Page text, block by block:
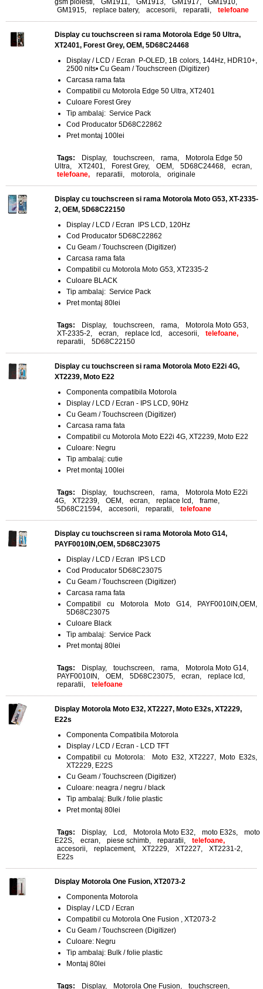
gsm ploiesti , GM1911, GM1913, GM1917, GM1910,
GM1915, replace batery, accesorii, reparatii, telefoane
Display cu touchscreen si rama Motorola Edge 50 Ultra,
XT2401, Forest Grey, OEM, 5D68C24468
Display / LCD / Ecran P-OLED, 1B colors, 144Hz, HDR10+,
2500 nits• Cu Geam / Touchscreen (Digitizer)
Carcasa rama fata
Compatibil cu Motorola Edge 50 Ultra, XT2401
Culoare Forest Grey
Tip ambalaj: Service Pack
Cod Producator 5D68C22862
Pret montaj 100lei
Tags: Display, touchscreen, rama,
Motorola Edge 50
Ultra, XT2401, Forest Grey, OEM , 5D68C24468, ecran,
telefoane,
reparatii, motorola, originale
Display cu touchscreen si rama Motorola Moto G53, XT-2335-
2, OEM, 5D68C22150
Display / LCD / Ecran IPS LCD, 120Hz
Cod Producator 5D68C22862
Cu Geam / Touchscreen (Digitizer)
Carcasa rama fata
Compatibil cu Motorola Moto G53, XT2335-2
Culoare BLACK
Tip ambalaj: Service Pack
Pret montaj 80lei
Tags: Display, touchscreen, rama, Motorola Moto G53,
XT-2335-2, ecran, replace lcd , accesorii,
telefoane,
reparatii, 5D68C22150
Display cu touchscreen si rama Motorola Moto E22i 4G,
XT2239, Moto E22
Componenta compatibila Motorola
Display / LCD / Ecran - IPS LCD, 90Hz
Cu Geam / Touchscreen (Digitizer)
Carcasa rama fata
Compatibil cu Motorola Moto E22i 4G, XT2239, Moto E22
Culoare: Negru
Tip ambalaj: cutie
Pret montaj 100lei
Tags: Display, touchscreen, rama,
Motorola Moto E22i
4G, XT2239, OEM , ecran, replace lcd , frame,
5D68C21594, accesorii, reparatii, telefoane
Display cu touchscreen si rama Motorola Moto G14,
PAYF0010IN,OEM, 5D68C23075
Display / LCD / Ecran IPS LCD
Cod Producator 5D68C23075
Cu Geam / Touchscreen (Digitizer)
Carcasa rama fata
Compatibil cu Motorola Moto G14, PAYF0010IN,OEM,
5D68C23075
Culoare Black
Tip ambalaj: Service Pack
Pret montaj 80lei
Tags: Display, touchscreen, rama, Motorola Moto G14,
PAYF0010IN , OEM , 5D68C23075, ecran, replace lcd ,
reparatii, telefoane
Display Motorola Moto E32, XT2227, Moto E32s, XT2229,
E22s
Componenta Compatibila Motorola
Display / LCD / Ecran - LCD TFT
Compatibil cu Motorola: Moto E32, XT2227, Moto E32s,
XT2229, E22S
Cu Geam / Touchscreen (Digitizer)
Culoare: neagra / negru / black
Tip ambalaj: Bulk / folie plastic
Pret montaj 80lei
Tags: Display, Lcd , Motorola Moto E32, moto E32s,
moto
E22S, ecran, piese schimb, reparatii,
telefoane,
accesorii, replacement, XT2229, XT2227, XT2231-2,
E22s
Display Motorola One Fusion, XT2073-2
Componenta Motorola
Display / LCD / Ecran
Compatibil cu Motorola One Fusion , XT2073-2
Cu Geam / Touchscreen (Digitizer)
Culoare: Negru
Tip ambalaj: Bulk / folie plastic
Montaj 80lei
Tags: Display, Motorola One Fusion, touchscreen,